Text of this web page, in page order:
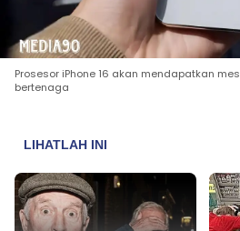
Prosesor iPhone 16 akan mendapatkan
bertenaga